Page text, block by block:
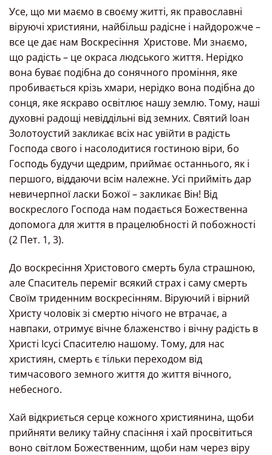
Усе, що ми маємо в своєму житті, як православні
віруючі християни, найбільш радісне і найдорожче –
все це дає нам Воскресіння Христове. Ми знаємо,
що радість – це окраса людського життя. Нерідко
вона буває подібна до сонячного проміння, яке
пробивається крізь хмари, нерідко вона подібна до
сонця, яке яскраво освітлює нашу землю. Тому, наші
духовні радощі невіддільні від земних. Святий Іоан
Золотоустий закликає всіх нас увійти в радість
Господа свого і насолодитися гостиною віри, бо
Господь будучи щедрим, приймає останнього, як і
першого, віддаючи всім належне. Усі прийміть дар
невичерпної ласки Божої – закликає Він! Від
воскреслого Господа нам подається Божественна
допомога для життя в працелюбності й побожності
(2 Пет. 1, 3).
До воскресіння Христового смерть була страшною,
але Спаситель переміг всякий страх і саму смерть
Своїм триденним воскресінням. Віруючий і вірний
Христу чоловік зі смертю нічого не втрачає, а
навпаки, отримує вічне блаженство і вічну радість в
Христі Ісусі Спасителю нашому. Тому, для нас
християн, смерть є тільки переходом від
тимчасового земного життя до життя вічного,
небесного.
Хай відкриється серце кожного християнина, щоби
прийняти велику тайну спасіння і хай просвітиться
воно світлом Божественним, щоби нам через віру